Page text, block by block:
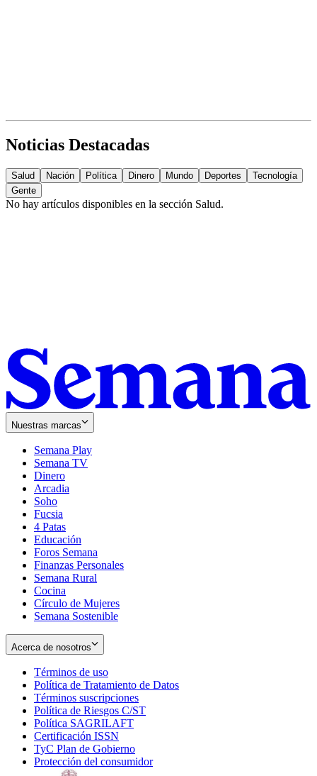
Noticias Destacadas
Salud Nación Política Dinero Mundo Deportes
Tecnología
Gente
No hay artículos disponibles en la sección Salud.
Nuestras marcas
Semana Play
Semana TV
Dinero
Arcadia
Soho
in
new
window
Fucsia
in
new
window
4 Patas
Educación
Foros Semana
Finanzas Personales
Semana Rural
Cocina
Círculo de Mujeres
Semana Sostenible
Acerca de nosotros
Términos de uso
in
new
window
Política de Tratamiento de Datos
Términos suscripciones
in
Política de Riesgos C/ST
Política SAGRILAFT
new
window
Certificación ISSN
in
new
TyC Plan de Gobierno
in
Protección del consumidorOpens